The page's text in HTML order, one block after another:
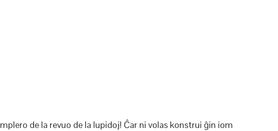
de la revuo de la lupidoj! Ĉar ni volas konstrui ĝin iom